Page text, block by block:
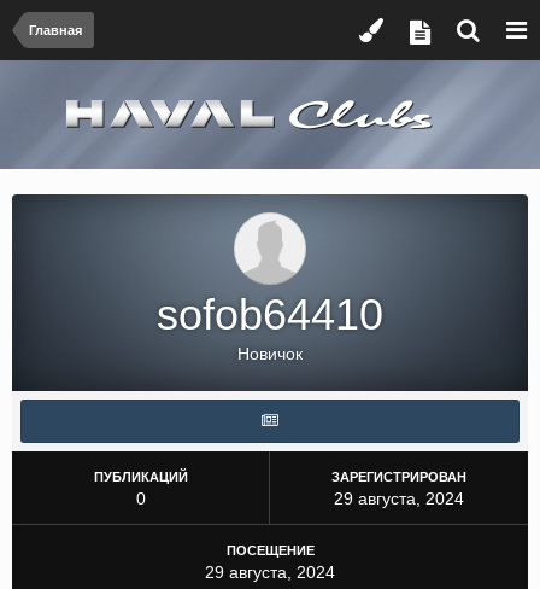
Главная
sofob64410
Новичок
ПУБЛИКАЦИЙ
0
ЗАРЕГИСТРИРОВАН
29 августа, 2024
ПОСЕЩЕНИЕ
29 августа, 2024